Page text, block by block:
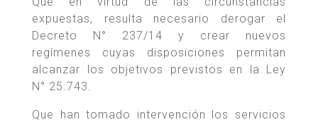
expuestas, resulta necesario derogar el
Decreto N° 237/14 y crear nuevos
regímenes cuyas disposiciones permitan
alcanzar los objetivos previstos en la Ley
N° 25.743.
Que han tomado intervención los servicios